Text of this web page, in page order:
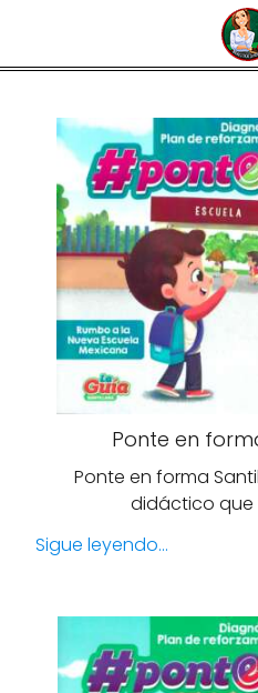
Ponte en
Ponte en forma
didáctico que
Sigue leyendo...